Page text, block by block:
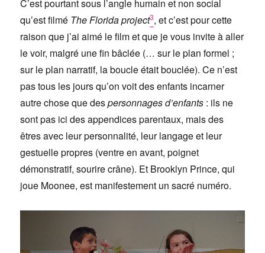
C’est pourtant sous l’angle humain et non social
qu’est filmé The Florida project3, et c’est pour cette
raison que j’ai aimé le film et que je vous invite à aller
le voir, malgré une fin bâclée (… sur le plan formel ;
sur le plan narratif, la boucle était bouclée). Ce n’est
pas tous les jours qu’on voit des enfants incarner
autre chose que despersonnages d’enfants : ils ne
sont pas ici des appendices parentaux, mais des
êtres avec leur personnalité, leur langage et leur
gestuelle propres (ventre en avant, poignet
démonstratif, sourire crâne). Et Brooklyn Prince, qui
joue Moonee, est manifestement un sacré numéro.